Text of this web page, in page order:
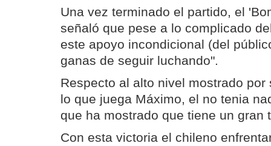
Una vez terminado el partido, el
señaló que pese a lo complicado
este apoyo incondicional (del
ganas de seguir luchando".
Respecto al alto nivel mostrado
lo que juega Máximo, el no tenia
que ha mostrado que tiene un gran
Con esta victoria el chileno